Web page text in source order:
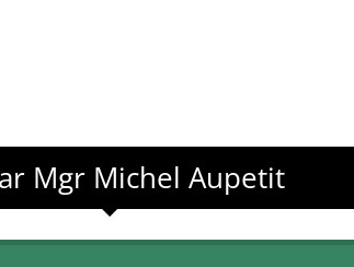
Mgr Michel Aupetit